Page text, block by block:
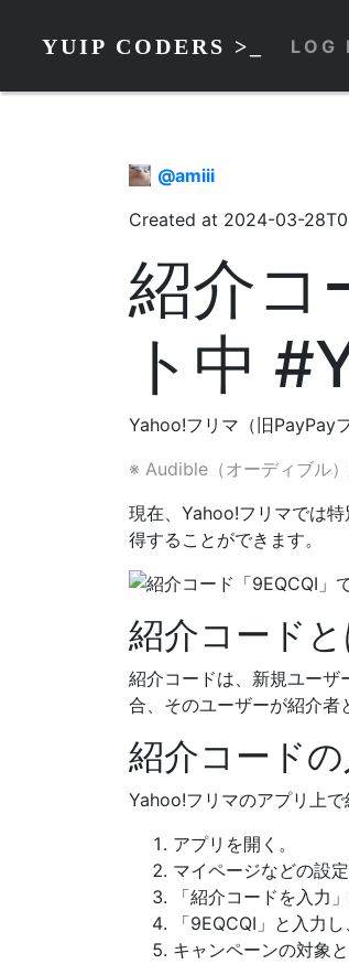
YUIP CODERS >_ LOG
@amiii
Created at 2024-03-
紹介コ
ト中
Yahoo!フリマ（旧PayPay
※ Audible（オーディブル
現在、Yahoo!フリマでは
得することができます。
紹介コードと
紹介コードは、新規ユーザ
合、そのユーザーが紹介者
紹介コード
Yahoo!フリマのアプリ上
アプリを開く。
マイページなどの設定
「紹介コードを入力
「9EQCQI」と入力
キャンペーンの対象